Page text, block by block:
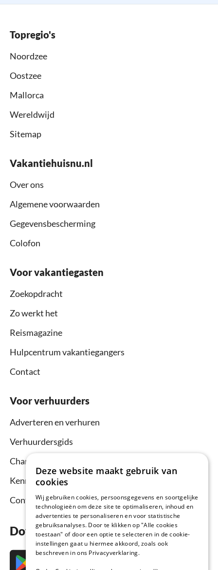
Topregio's
Noordzee
Oostzee
Mallorca
Wereldwijd
Sitemap
Vakantiehuisnu.nl
Over ons
Algemene voorwaarden
Gegevensbescherming
Colofon
Voor vakantiegasten
Zoekopdracht
Zo werkt het
Reismagazine
Hulpcentrum vakantiegangers
Contact
Voor verhuurders
Adverteren en verhuren
Verhuurdersgids
Channel Manager
Kennisbank verhuurders
Contact
Download nu de app
Deze website maakt gebruik van
cookies
Wij gebruiken cookies, persoonsgegevens en soortgelijke
technologieën om deze site te optimaliseren, inhoud en
advertenties te personaliseren en voor statistische
gebruiksanalyses. Door te klikken op "Alle cookies
toestaan" of door een optie te selecteren in de cookie-
instellingen gaat u hiermee akkoord, zoals ook
beschreven in ons Privacyverklaring.